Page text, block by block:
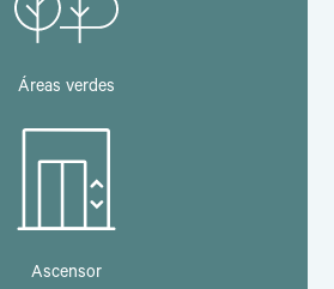
Áreas verdes
Ascensor